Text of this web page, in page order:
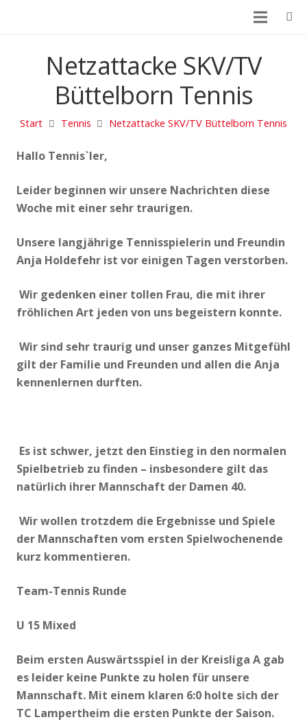
Netzattacke SKV/TV
Büttelborn Tennis
Start Tennis Netzattacke SKV/TV Büttelborn Tennis
Hallo Tennis`ler,
Leider beginnen wir unsere Nachrichten diese
Woche mit einer sehr traurigen.
Unsere langjährige Tennisspielerin und Freundin
Anja Holdefehr ist vor einigen Tagen verstorben.
Wir gedenken einer tollen Frau, die mit ihrer
fröhlichen Art jeden von uns begeistern konnte.
Wir sind sehr traurig und unser ganzes Mitgefühl
gilt der Familie und Freunden und allen die Anja
kennenlernen durften.
Es ist schwer, jetzt den Einstieg in den normalen
Spielbetrieb zu finden – insbesondere gilt das
natürlich ihrer Mannschaft der Damen 40.
Wir wollen trotzdem die Ergebnisse und Spiele
der Mannschaften vom ersten Spielwochenende
kurz kommentieren.
Team-Tennis Runde
U 15 Mixed
Beim ersten Auswärtsspiel in der Kreisliga A gab
es leider keine Punkte zu holen für unsere
Mannschaft. Mit einem klaren 6:0 holte sich der
TC Lampertheim die ersten Punkte der Saison.